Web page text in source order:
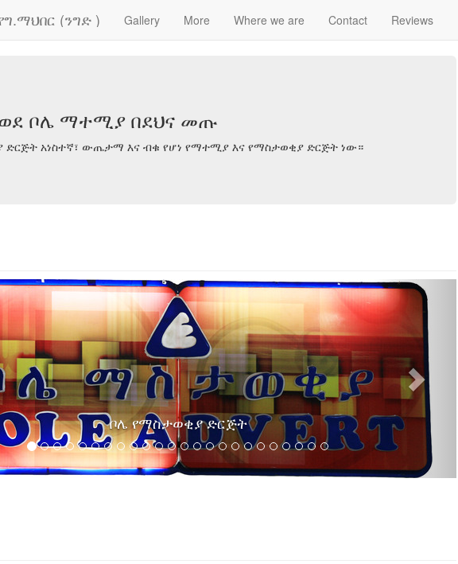
(ንግድ ) Gallery More Where we are Contact Reviews
ወደ ቦሌ ማተሚያ በደህና መጡ
አነስተኛ፣ ውጤታማ እና ብቁ የሆነ የማተሚያ እና የማስታወቂያ ድርጅት ነው።
Next